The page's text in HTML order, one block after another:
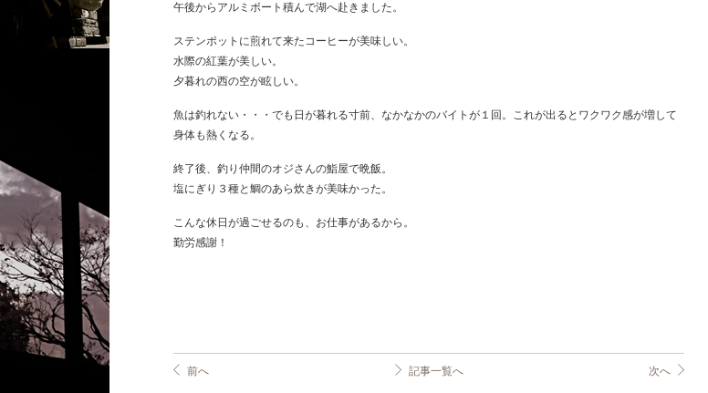
午後からアルミボート積んで湖へ赴きました。
ステンポットに煎れて来たコーヒーが美味しい。
水際の紅葉が美しい。
夕暮れの西の空が眩しい。
魚は釣れない・・・でも日が暮れる寸前、なかなかのバイトが１回。これが出るとワクワク感が増して
身体も熱くなる。
終了後、釣り仲間のオジさんの鮨屋で晩飯。
塩にぎり３種と鯛のあら炊きが美味かった。
こんな休日が過ごせるのも、お仕事があるから。
勤労感謝！
前へ 記事一覧へ 次へ